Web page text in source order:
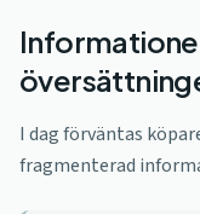
I dag förväntas
fragmenterad